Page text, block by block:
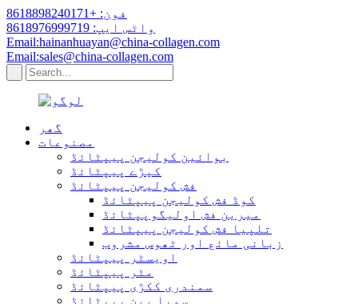
فون: +8618898240171
واٹس ایپ: 8618976999719
Email:hainanhuayan@china-collagen.com
Email:sales@china-collagen.com
گھر
مصنوعات
بوائین کولیجن پیپٹائڈ
کیڑے پیپٹائڈ
فش کولیجن پیپٹائڈ
کوڈ فش کولیجن پیپٹائڈ
میرین فش اولیگوپپٹائڈ
تلپیا فش کولیجن پیپٹائڈ
زبانی مائع اور ٹھوس مشروب
اویسٹر پیپٹائڈ
مٹر پیپٹائڈ
سمندری ککڑی پیپٹائڈ
سویا بین پیپٹائڈ